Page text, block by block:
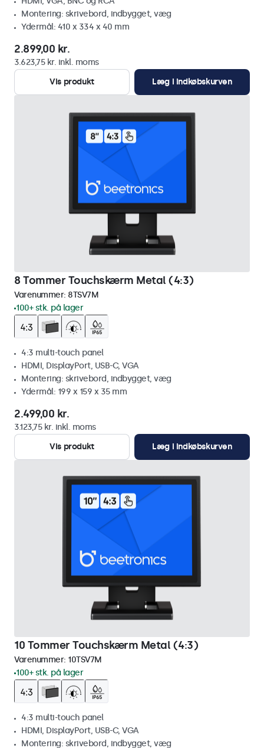
Montering: skrivebord, indbygget, væg
Ydermål: 410 x 334 x 40 mm
2.899,00 kr.
3.623,75 kr. inkl. moms
Vis produkt
Læg i indkøbskurven
8 Tommer Touchskærm Metal (4:3)
Varenummer: 8TSV7M
100+ stk. på lager
4:3 multi-touch panel
HDMI, DisplayPort, USB-C, VGA
Montering: skrivebord, indbygget, væg
Ydermål: 199 x 159 x 35 mm
2.499,00 kr.
3.123,75 kr. inkl. moms
Vis produkt
Læg i indkøbskurven
10 Tommer Touchskærm Metal (4:3)
Varenummer: 10TSV7M
100+ stk. på lager
4:3 multi-touch panel
HDMI, DisplayPort, USB-C, VGA
Montering: skrivebord, indbygget, væg